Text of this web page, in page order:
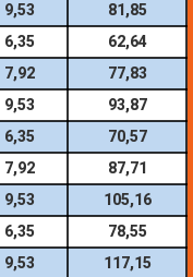
9,53
81,85
6,35
62,64
7,92
77,83
9,53
93,87
6,35
70,57
7,92
87,71
9,53
105,16
6,35
78,55
9,53
117,15